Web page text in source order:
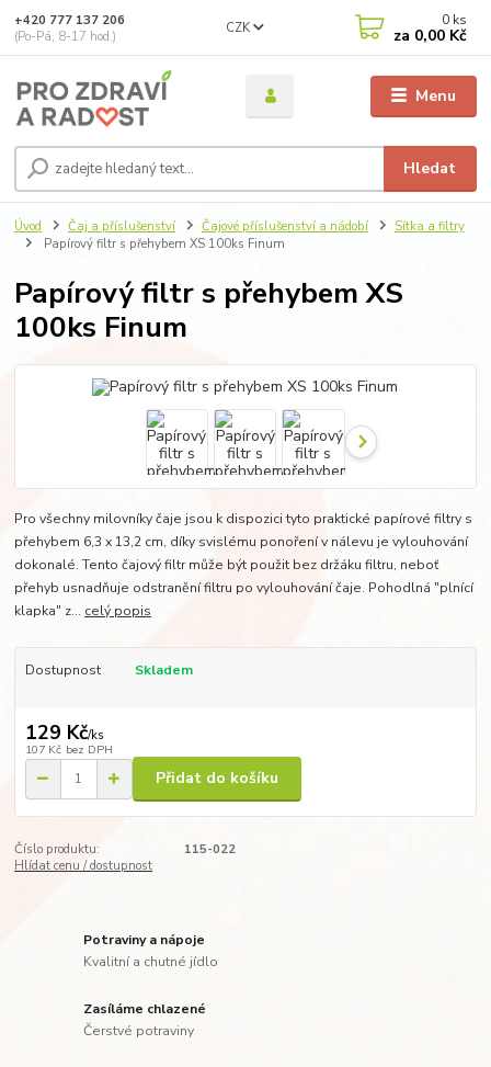
Menu
CZK
Hledat
+420 777 137 206
(Po-Pá, 8-17 hod.)
0 ks
za 0,00 Kč
Úvod Čaj a příslušenství Čajové příslušenství a nádobí
Sítka a filtry
Papírový filtr s přehybem XS 100ks Finum
Papírový filtr s přehybem XS
100ks Finum
Pro všechny milovníky čaje jsou k dispozici tyto praktické papírové filtry s
přehybem 6,3 x 13,2 cm, díky svislému ponoření v nálevu je vylouhování
dokonalé. Tento čajový filtr může být použit bez držáku filtru, neboť
přehyb usnadňuje odstranění filtru po vylouhování čaje. Pohodlná "plnící
klapka" z... celý popis
Dostupnost Skladem
129 Kč/ks
107 Kč bez DPH
Přidat do košíku
Číslo produktu:
115-022
Hlídat cenu / dostupnost
Potraviny a nápoje
Kvalitní a chutné jídlo
Zasíláme chlazené
Čerstvé potraviny